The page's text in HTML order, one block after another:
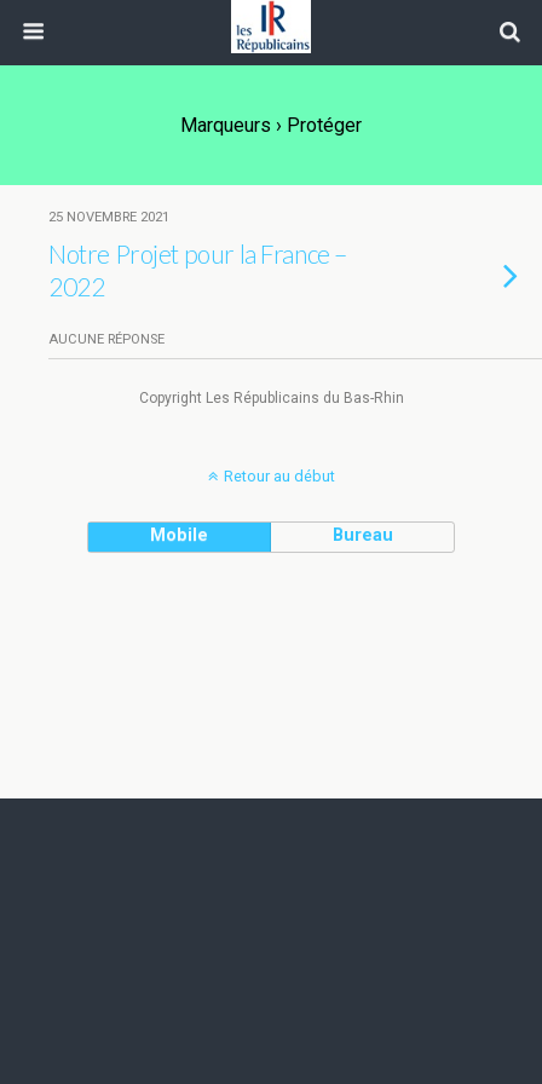
Marqueurs › Protéger
25 NOVEMBRE 2021
Notre Projet pour la France –
2022
AUCUNE RÉPONSE
Copyright Les Républicains du Bas-Rhin
Retour au début
Mobile Bureau